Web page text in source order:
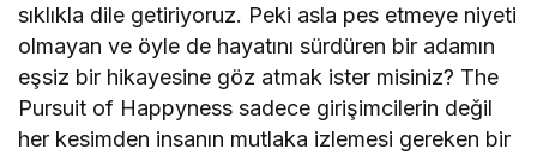
sıklıkla dile getiriyoruz. Peki asla pes etmeye niyeti
olmayan ve öyle de hayatını sürdüren bir adamın
eşsiz bir hikayesine göz atmak ister misiniz? The
Pursuit of Happyness sadece girişimcilerin değil
her kesimden insanın mutlaka izlemesi gereken bir